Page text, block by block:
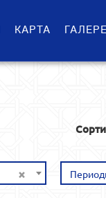
КАРТА
×